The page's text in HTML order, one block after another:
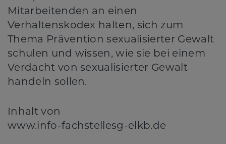
Mitarbeitenden an einen
Verhaltenskodex halten, sich zum
Thema Prävention sexualisierter Gewalt
schulen und wissen, wie sie bei einem
Verdacht von sexualisierter Gewalt
handeln sollen.
Inhalt von
www.info-fachstellesg-elkb.de